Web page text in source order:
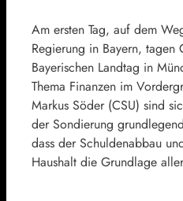
Am ersten Tag, auf dem
Regierung in Bayern,
Bayerischen Landtag in
Thema Finanzen im
Markus Söder (CSU) sind
der Sondierung
dass der Schuldenabbau
Haushalt die Grundlage